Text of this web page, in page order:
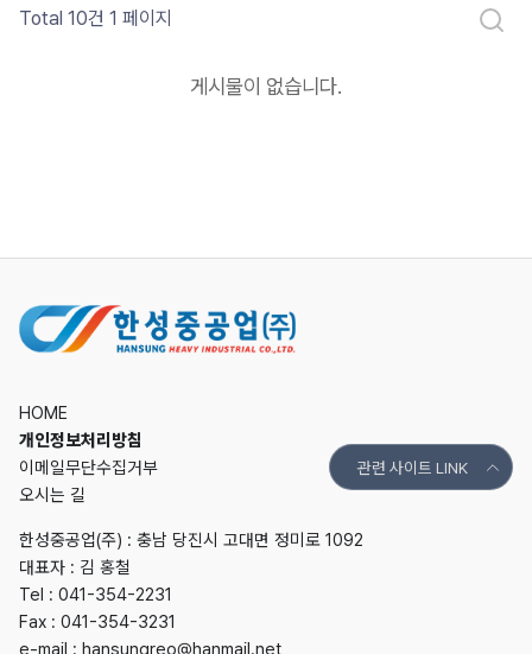
Total 10건 1 페이지
게시물이 없습니다.
관련 사이트 LINK
HOME
개인정보처리방침
이메일무단수집거부
오시는 길
한성중공업(주) : 충남 당진시 고대면 정미로 1092
대표자 : 김 홍철
Tel : 041-354-2231
Fax : 041-354-3231